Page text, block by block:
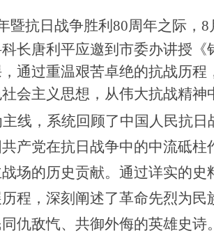
暨抗日战争胜利 80周年之际，8
长唐利平应邀到市委办讲授 《
， 通过重温艰苦卓绝的抗战历程
会主义思想，从伟大抗战精神
线，系统回顾了中国人民抗日
产党在抗日战争中的中流砥柱
场的历史贡献。通过详实的史
程， 深刻阐述了革命先烈为民
仇敌忾、共御外侮的英雄史诗